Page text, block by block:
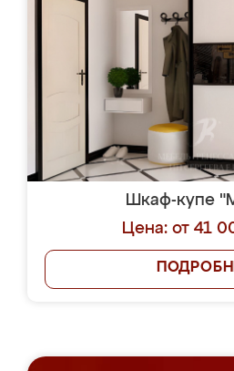
Шкаф-купе
Цена: от 41